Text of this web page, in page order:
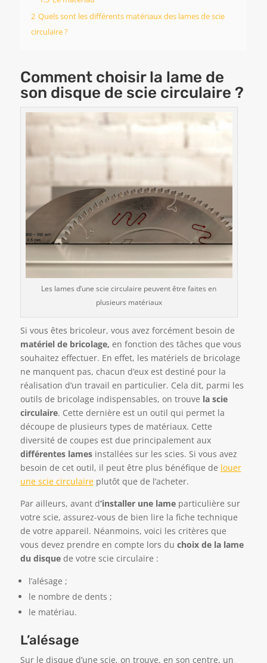
2 Quels sont les différents matériaux des lames de scie
circulaire ?
Comment choisir la lame de
son disque de scie circulaire ?
Les lames d’une scie circulaire peuvent être faites en
plusieurs matériaux
Si vous êtes bricoleur, vous avez forcément besoin de
matériel de bricolage, en fonction des tâches que vous
souhaitez effectuer. En effet, les matériels de bricolage
ne manquent pas, chacun d’eux est destiné pour la
réalisation d’un travail en particulier. Cela dit, parmi les
outils de bricolage indispensables, on trouve lascie
circulaire. Cette dernière est un outil qui permet la
découpe de plusieurs types de matériaux. Cette
diversité de coupes est due principalement aux
différentes lames installées sur les scies. Si vous avez
besoin de cet outil, il peut être plus bénéfique de louer
une scie circulaireplutôt que de l’acheter.
Par ailleurs, avant d‘installer une lameparticulière sur
votre scie, assurez-vous de bien lire la fiche technique
de votre appareil. Néanmoins, voici les critères que
vous devez prendre en compte lors du choix de la lame
du disquede votre scie circulaire :
l’alésage ;
le nombre de dents ;
le matériau.
L’alésage
Sur le disque d’une scie, on trouve, en son centre, un